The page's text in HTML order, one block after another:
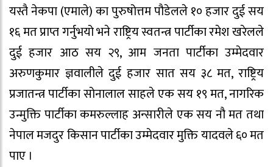
यस्तै नेकपा (एमाले) का पुरुषोत्तम पौडेलले १० हजार दुई सय
१६ मत प्राप्त गर्नुभयो भने राष्ट्रिय स्वतन्त्र पार्टीका रमेश खरेलले
दुई हजार आठ सय २९, आम जनता पार्टीका उम्मेदवार
अरुणकुमार ज्ञवालीले दुई हजार सात सय ३८ मत, राष्ट्रिय
प्रजातन्त्र पार्टीका सोनालाल साहले एक सय १९ मत, नागरिक
उन्मुक्ति पार्टीका कमरुल्लाह अन्सारीले एक सय नौ मत तथा
नेपाल मजदुर किसान पार्टीका उम्मेदवार मुक्ति यादवले ६० मत
पाए ।